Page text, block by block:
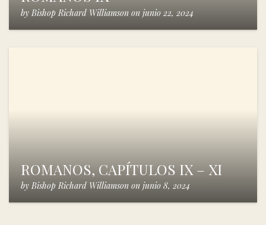
by Bishop Richard Williamson on junio 22, 2024
ROMANOS, CAPÍTULOS IX – XI
by Bishop Richard Williamson on junio 8, 2024